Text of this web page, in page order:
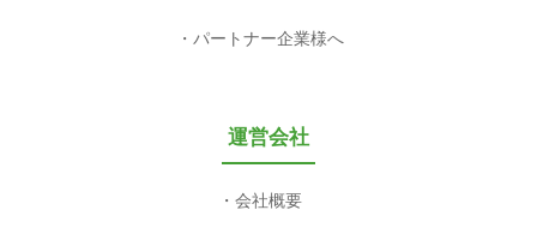
パートナー企業様へ
運営会社
会社概要